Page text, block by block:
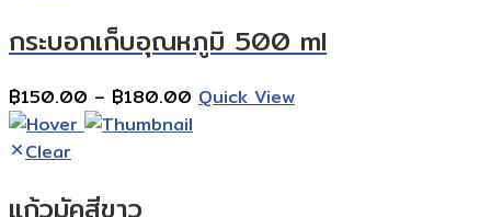
฿100.00
กระบอกเก็บอุณหภูมิ 500 ml
฿150.00 – ฿180.00 Price
range:
Quick View
Clear
แก้วมัคสีขาว